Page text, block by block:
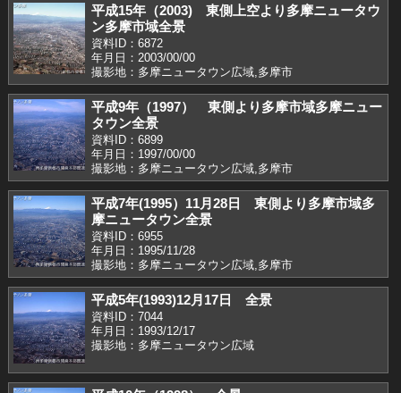
平成15年（2003) 東側上空より多摩ニュータウ
ン多摩市域全景
資料ID：6872
年月日：2003/00/00
撮影地：多摩ニュータウン広域,多摩市
平成9年（1997） 東側より多摩市域多摩ニュー
タウン全景
資料ID：6899
年月日：1997/00/00
撮影地：多摩ニュータウン広域,多摩市
平成7年(1995）11月28日 東側より多摩市域多
摩ニュータウン全景
資料ID：6955
年月日：1995/11/28
撮影地：多摩ニュータウン広域,多摩市
平成5年(1993)12月17日 全景
資料ID：7044
年月日：1993/12/17
撮影地：多摩ニュータウン広域